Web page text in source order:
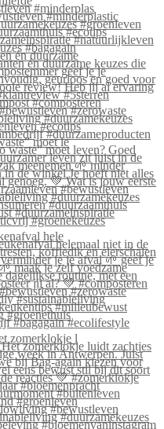
#minderplas
én duurzame
moet le
hele
zomerklokje l